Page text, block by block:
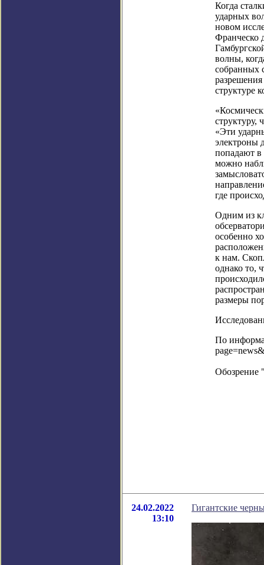
Когда
ударных
новом
Франческо
волны,
собранных
структуре
структуру,
«Эти
электроны
попадают в
можно
где
Одним из
особенно
к нам.
однако то,
размеры
По
Обозрение
24.02.2022
13:10
Гигантские